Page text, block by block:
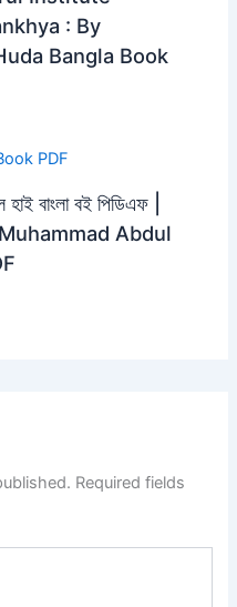
: By
Bangla Book
বাংলা বই পিডিএফ |
Abdul
Required fields